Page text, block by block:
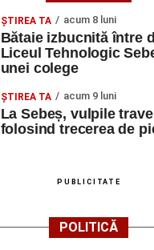
ŞTIREA TA acum 8 luni
Bătaie izbucnită între
Liceul Tehnologic
unei colege
ŞTIREA TA acum 9 luni
La Sebeș, vulpile
folosind trecerea de
PUBLICITATE
POLITICĂ